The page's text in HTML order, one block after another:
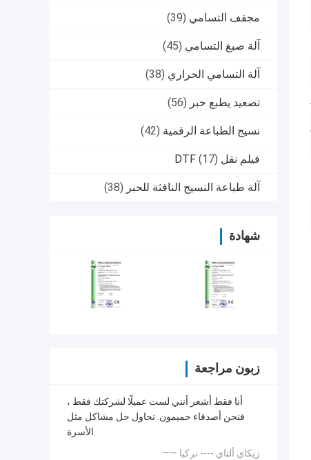
مجفف التسامي (39)
آلة صبغ التسامي (45)
آلة التسامي الحراري (38)
تصعيد يطبع حبر (56)
نسيج الطباعة الرقمية (42)
فيلم نقل DTF (17)
آلة طباعة النسيج النافثة للحبر (38)
شهادة
زبون مراجعة
أنا فقط أشعر أنني لست عميلًا لشركتك فقط ،
فنحن أصدقاء حميمون. نحاول حل مشاكل مثل
الأسرة.
—— زيكاي ألتاي ---- تركيا